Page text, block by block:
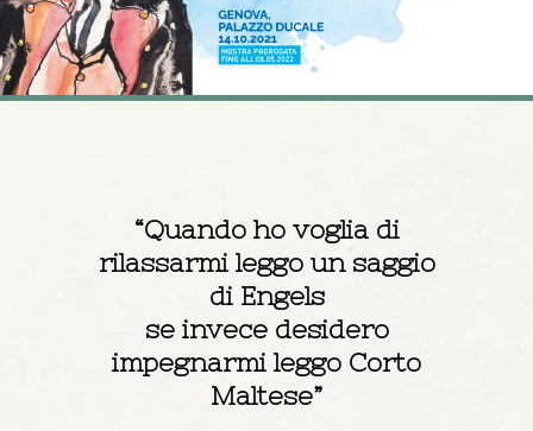
“Quando ho voglia di
rilassarmi leggo un saggio
di Engels
se invece desidero
impegnarmi leggo Corto
Maltese”